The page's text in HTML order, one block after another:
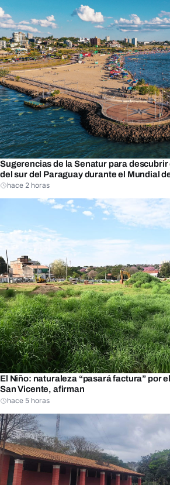
Sugerencias de la Senatur para
del sur del Paraguay durante el Mundial
hace 2 horas
El Niño: naturaleza “pasará factura” por
San Vicente, afirman
hace 5 horas